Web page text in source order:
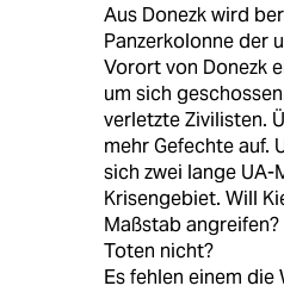
Aus Donezk wird
Panzerkolonne der
Vorort von Donezk
um sich
verletzte Zivilisten.
mehr Gefechte auf.
sich zwei lange
Krisengebiet. Will
Maßstab
Toten nicht?
Es fehlen einem die